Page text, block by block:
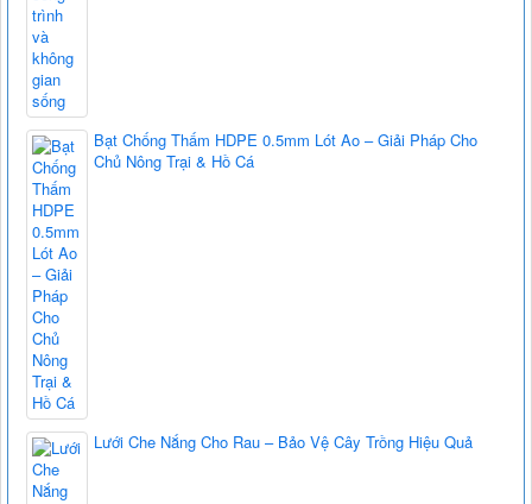
Bạt Chống Thấm HDPE 0.5mm Lót Ao – Giải Pháp Cho
Chủ Nông Trại & Hồ Cá
Lưới Che Nắng Cho Rau – Bảo Vệ Cây Trồng Hiệu Quả